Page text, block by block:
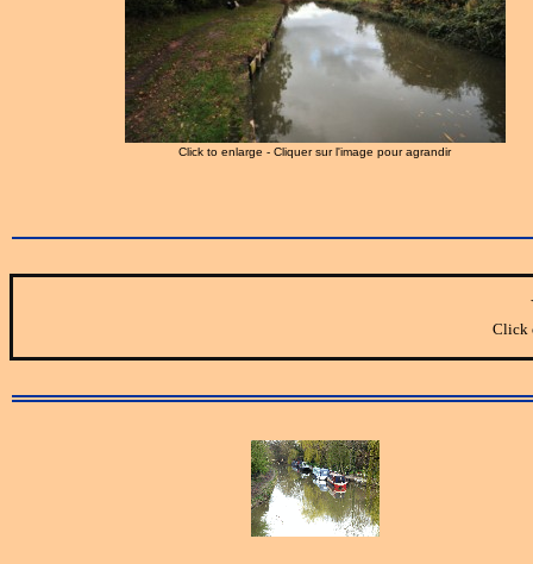
Click to enlarge - Cliquer sur l'image pour agrandir
Click